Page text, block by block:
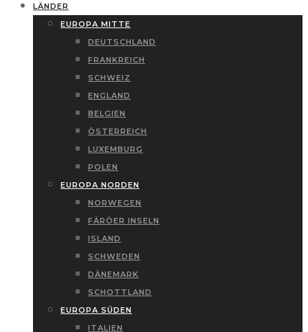
LÄNDER
EUROPA MITTE
DEUTSCHLAND
FRANKREICH
SCHWEIZ
ENGLAND
BELGIEN
ÖSTERREICH
LUXEMBURG
POLEN
EUROPA NORDEN
NORWEGEN
FÄRÖER INSELN
ISLAND
SCHWEDEN
DÄNEMARK
SCHOTTLAND
EUROPA SÜDEN
ITALIEN